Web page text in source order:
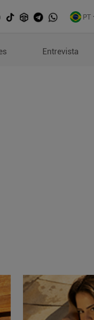
PT
Entrevista